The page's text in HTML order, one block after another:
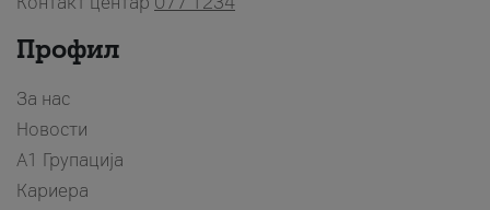
Профил
За нас
Новости
А1 Групација
Кариера